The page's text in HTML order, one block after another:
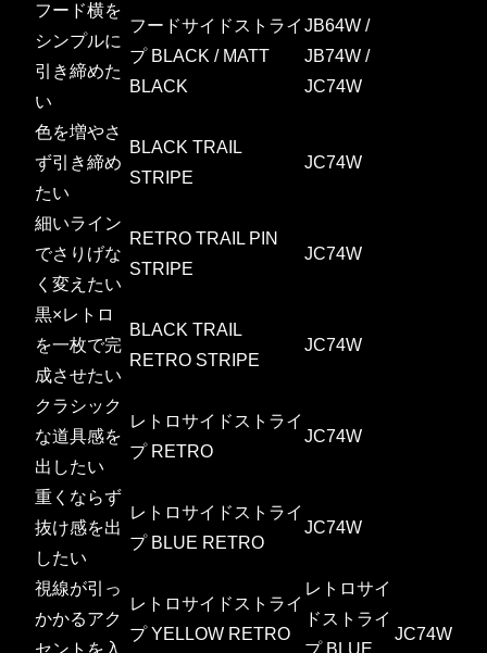
フード横を
シンプルに
引き締めた
い
フードサイドストライ
プ BLACK / MATT
BLACK
JB64W /
JB74W /
JC74W
色を増やさ
ず引き締め
たい
BLACK TRAIL
STRIPE
JC74W
細いライン
でさりげな
く変えたい
RETRO TRAIL PIN
STRIPE
JC74W
黒×レトロ
を一枚で完
成させたい
BLACK TRAIL
RETRO STRIPE
JC74W
クラシック
な道具感を
出したい
レトロサイドストライ
プ RETRO
JC74W
重くならず
抜け感を出
したい
レトロサイドストライ
プ BLUE RETRO
JC74W
視線が引っ
かかるアク
セントを入
レトロサイドストライ
プ YELLOW RETRO
レトロサイ
ドストライ
プ BLUE
JC74W